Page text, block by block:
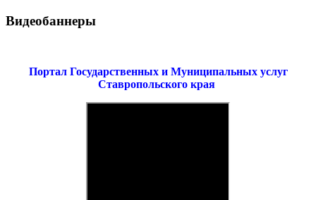
Видеобаннеры
Портал Государственных и Муниципальных услуг
Ставропольского края